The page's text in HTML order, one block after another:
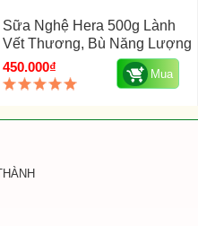
Sữa Nghệ Hera 500g Lành
Vết Thương, Bù Năng Lượng
450.000₫
Mua